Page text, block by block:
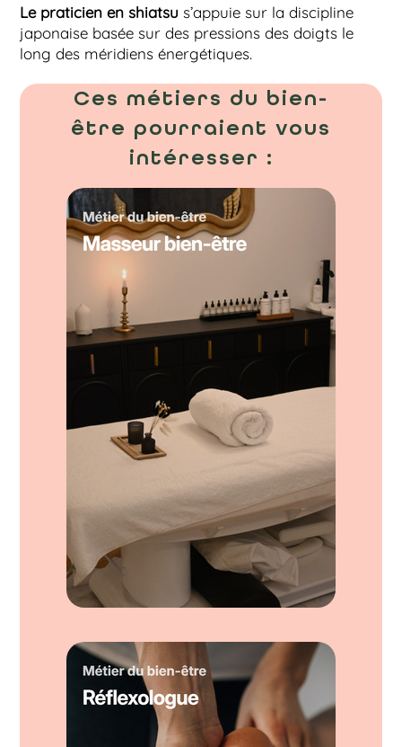
Le praticien en shiatsus’appuie sur la discipline
japonaise basée sur des pressions des doigts le
long des méridiens énergétiques.
Ces métiers du bien-
être pourraient vous
intéresser :